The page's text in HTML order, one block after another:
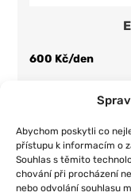
Abychom poskytli co
přístupu k informacím o
Souhlas s těmito
chování při procházení
nebo odvolání souhlasu
600 Kč/den